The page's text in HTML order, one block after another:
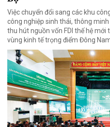
Việc chuyển đổi sang các khu
công nghiệp sinh thái, thông
thu hút nguồn vốn FDI thế hệ
vùng kinh tế trọng điểm Đông